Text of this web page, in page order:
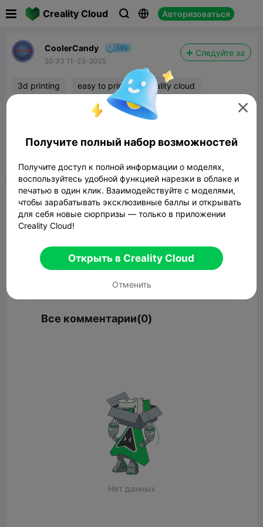
Creality Cloud   Авторизоваться
CoolerCandy
20:33 11-23-2025
Следуйте за
3d printing easy to print creality cloud
CHRISTMAS SALE!
the way to Christmas!
 Сообщить об этом 4 
Комментарий
Все комментарии(0)
Нет данных

Получите полный набор возможностей
Получите доступ к полной информации о моделях,
воспользуйтесь удобной функцией нарезки в облаке и
печатью в один клик. Взаимодействуйте с моделями,
чтобы зарабатывать эксклюзивные баллы и открывать
для себя новые сюрпризы — только в приложении
Creality Cloud!
Открыть в Creality Cloud
Отменить